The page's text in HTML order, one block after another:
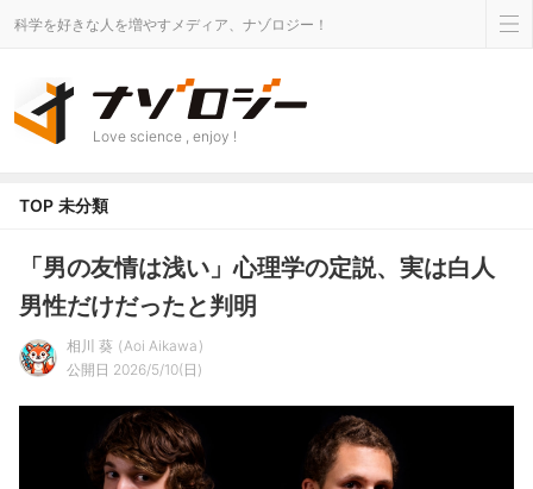
科学を好きな人を増やすメディア、ナゾロジー！
Love science , enjoy !
TOP 未分類
「男の友情は浅い」心理学の定説、実は白人
男性だけだったと判明
相川 葵 Aoi Aikawa
公開日 2026/5/10(日)